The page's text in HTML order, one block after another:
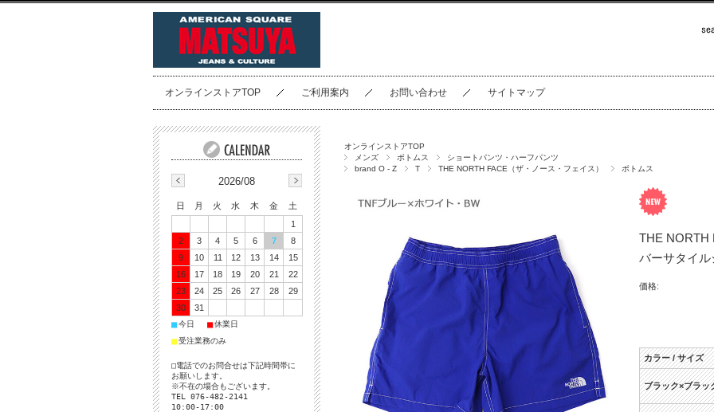
オンラインストアTOP ご利用案内 お問い合わせ サイトマップ
オンラインストアTOP
メンズ
ボトムス
ショートパンツ・ハーフパンツ
brand O - Z
T THE NORTH FACE（ザ・ノース・フェイス） ボトムス
THE NORTH
バーサタイル
価格:
カラー / サイズ
ブラック×ブラッ
2026/08
日 月 火 水 木 金
土
1
2
3 4 5 6 7
8
9
10 11 12 13 14
15
16
17 18 19 20 21
22
23
24 25 26 27 28
29
30
31
■今日 ■休業日
■受注業務のみ
□電話でのお問合せは下記時間帯に
お願いします。
※不在の場合もございます。
TEL 076-482-2141
10:00-17:00